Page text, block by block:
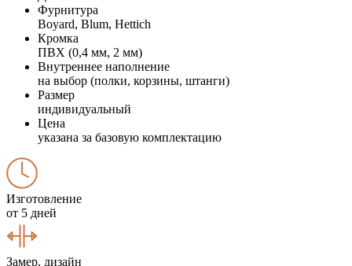
Фурнитура
Boyard, Blum, Hettich
Кромка
ПВХ (0,4 мм, 2 мм)
Внутреннее наполнение
на выбор (полки, корзины, штанги)
Размер
индивидуальный
Цена
указана за базовую комплектацию
Изготовление
от 5 дней
Замер, дизайн